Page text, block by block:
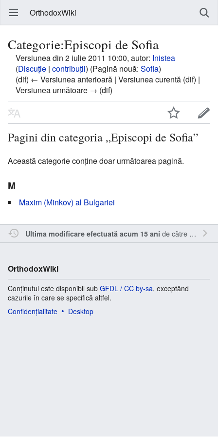
OrthodoxWiki
Categorie:Episcopi de Sofia
Versiunea din 2 iulie 2011 10:00, autor: Inistea
(Discuție | contribuții) (Pagină nouă: Sofia)
(dif) ← Versiunea anterioară | Versiunea curentă (dif) |
Versiunea următoare → (dif)
Pagini din categoria „Episcopi de Sofia”
Această categorie conține doar următoarea pagină.
M
Maxim (Minkov) al Bulgariei
Ultima modificare efectuată acum 15 ani de către Inistea
OrthodoxWiki
Conținutul este disponibil sub GFDL / CC by-sa, exceptând
cazurile în care se specifică altfel.
Confidențialitate
Desktop